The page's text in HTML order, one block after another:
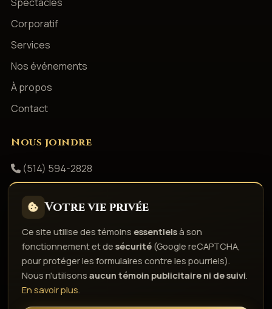
Corporatif
Services
Nos événements
À propos
Contact
Nous joindre
(514) 594-2828
Facebook
Politique de confidentialité Conditions d'utilisation
Droits d'auteur & responsabilitéPolitique de témoins
Votre vie privée
Ce site utilise des témoinsessentielsà son
fonctionnement et desécurité (Google reCAPTCHA,
pour protéger les formulaires contre les pourriels).
Nous n'utilisonsaucun témoin publicitaire ni de suivi.
En savoir plus.